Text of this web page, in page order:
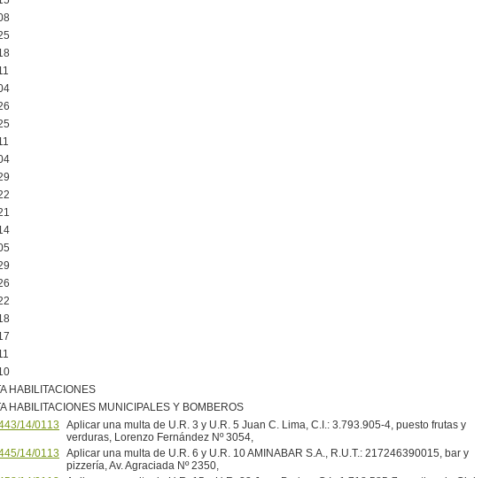
HABILITACIONES
HABILITACIONES MUNICIPALES Y BOMBEROS
14/0113
Aplicar una multa de U.R. 3 y U.R. 5 Juan C. Lima, C.I.: 3.793.905-4, puesto frutas y
verduras, Lorenzo Fernández Nº 3054,
14/0113
Aplicar una multa de U.R. 6 y U.R. 10 AMINABAR S.A., R.U.T.: 217246390015, bar y
pizzería, Av. Agraciada Nº 2350,